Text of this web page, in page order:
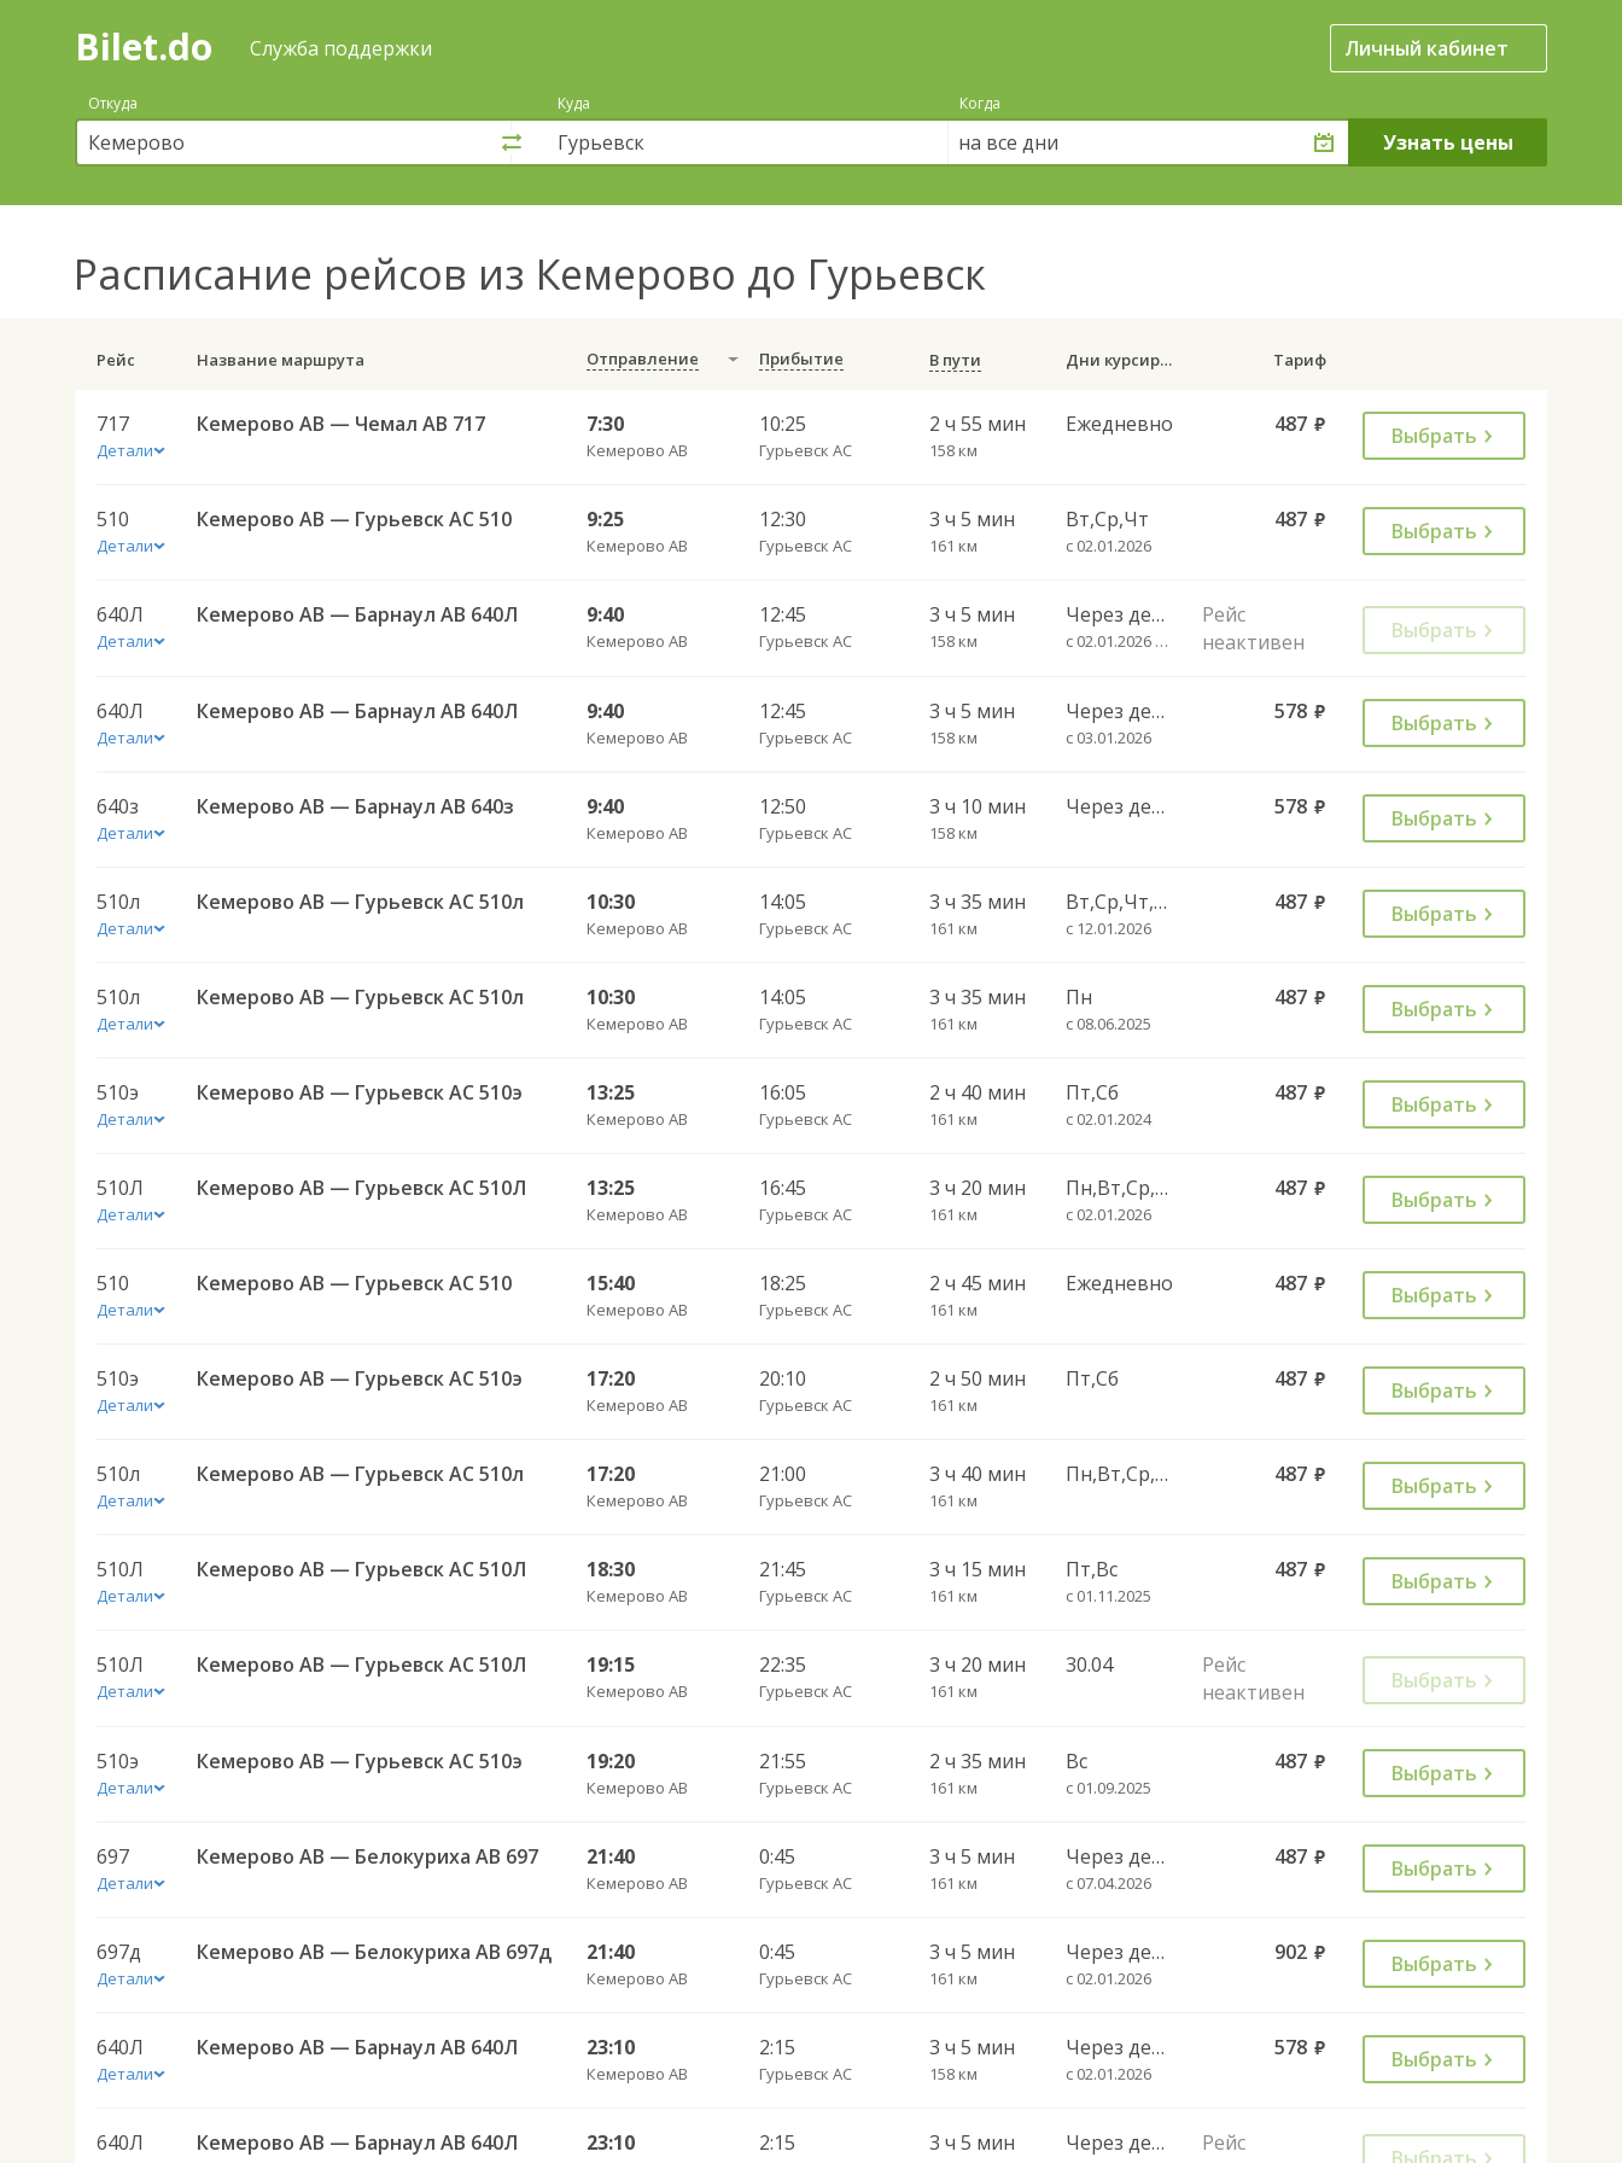
Поиск
покупка
билетов
автобус
онлайн
Bilet.do Служба поддержки Личный кабинет
Откуда Куда Когда
на все дни
Расписание рейсов из Кемерово до Гурьевск
Рейс Название маршрута Отправление Прибытие В пути Дни курсирования Тариф
717
Детали
Кемерово АВ — Чемал АВ 717 7:30
Кемерово АВ
10:25
Гурьевск АС
2 ч 55 мин
158 км
Ежедневно 487 руб. Выбрать
510
Детали
Кемерово АВ — Гурьевск АС 510 9:25
Кемерово АВ
12:30
Гурьевск АС
3 ч 5 мин
161 км
Вт,Ср,Чт
с 02.01.2026
487 руб. Выбрать
640Л
Детали
Кемерово АВ — Барнаул АВ 640Л 9:40
Кемерово АВ
12:45
Гурьевск АС
3 ч 5 мин
158 км
Через день
с 02.01.2026 до 01.08.2026
Рейс
неактивен
Выбрать
640Л
Детали
Кемерово АВ — Барнаул АВ 640Л 9:40
Кемерово АВ
12:45
Гурьевск АС
3 ч 5 мин
158 км
Через день
с 03.01.2026
578 руб. Выбрать
640з
Детали
Кемерово АВ — Барнаул АВ 640з 9:40
Кемерово АВ
12:50
Гурьевск АС
3 ч 10 мин
158 км
Через день 578 руб. Выбрать
510л
Детали
Кемерово АВ — Гурьевск АС 510л 10:30
Кемерово АВ
14:05
Гурьевск АС
3 ч 35 мин
161 км
Вт,Ср,Чт,Пт,Сб,Вс
с 12.01.2026
487 руб. Выбрать
510л
Детали
Кемерово АВ — Гурьевск АС 510л 10:30
Кемерово АВ
14:05
Гурьевск АС
3 ч 35 мин
161 км
Пн
с 08.06.2025
487 руб. Выбрать
510э
Детали
Кемерово АВ — Гурьевск АС 510э 13:25
Кемерово АВ
16:05
Гурьевск АС
2 ч 40 мин
161 км
Пт,Сб
с 02.01.2024
487 руб. Выбрать
510Л
Детали
Кемерово АВ — Гурьевск АС 510Л 13:25
Кемерово АВ
16:45
Гурьевск АС
3 ч 20 мин
161 км
Пн,Вт,Ср,Чт,Вс
с 02.01.2026
487 руб. Выбрать
510
Детали
Кемерово АВ — Гурьевск АС 510 15:40
Кемерово АВ
18:25
Гурьевск АС
2 ч 45 мин
161 км
Ежедневно 487 руб. Выбрать
510э
Детали
Кемерово АВ — Гурьевск АС 510э 17:20
Кемерово АВ
20:10
Гурьевск АС
2 ч 50 мин
161 км
Пт,Сб 487 руб. Выбрать
510л
Детали
Кемерово АВ — Гурьевск АС 510л 17:20
Кемерово АВ
21:00
Гурьевск АС
3 ч 40 мин
161 км
Пн,Вт,Ср,Чт,Вс 487 руб. Выбрать
510Л
Детали
Кемерово АВ — Гурьевск АС 510Л 18:30
Кемерово АВ
21:45
Гурьевск АС
3 ч 15 мин
161 км
Пт,Вс
с 01.11.2025
487 руб. Выбрать
510Л
Детали
Кемерово АВ — Гурьевск АС 510Л 19:15
Кемерово АВ
22:35
Гурьевск АС
3 ч 20 мин
161 км
30.04
Рейс
неактивен
Выбрать
510э
Детали
Кемерово АВ — Гурьевск АС 510э 19:20
Кемерово АВ
21:55
Гурьевск АС
2 ч 35 мин
161 км
Вс
с 01.09.2025
487 руб. Выбрать
697
Детали
Кемерово АВ — Белокуриха АВ 697 21:40
Кемерово АВ
0:45
Гурьевск АС
3 ч 5 мин
161 км
Через день
с 07.04.2026
487 руб. Выбрать
697д
Детали
Кемерово АВ — Белокуриха АВ 697д 21:40
Кемерово АВ
0:45
Гурьевск АС
3 ч 5 мин
161 км
Через день
с 02.01.2026
902 руб. Выбрать
640Л
Детали
Кемерово АВ — Барнаул АВ 640Л 23:10
Кемерово АВ
2:15
Гурьевск АС
3 ч 5 мин
158 км
Через день
с 02.01.2026
578 руб. Выбрать
640Л Кемерово АВ — Барнаул АВ 640Л 23:10 2:15 3 ч 5 мин Через день
Рейс